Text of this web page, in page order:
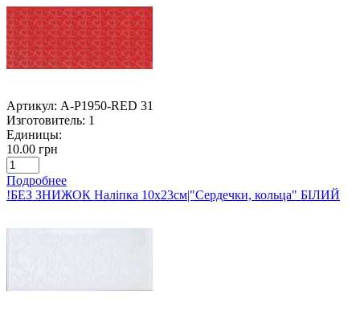
Артикул: A-P1950-RED 31
Изготовитель: 1
Единицы:
10.00 грн
Подробнее
!БЕЗ ЗНИЖОК Наліпка 10х23см|"Сердечки, кольца" БІЛИЙ